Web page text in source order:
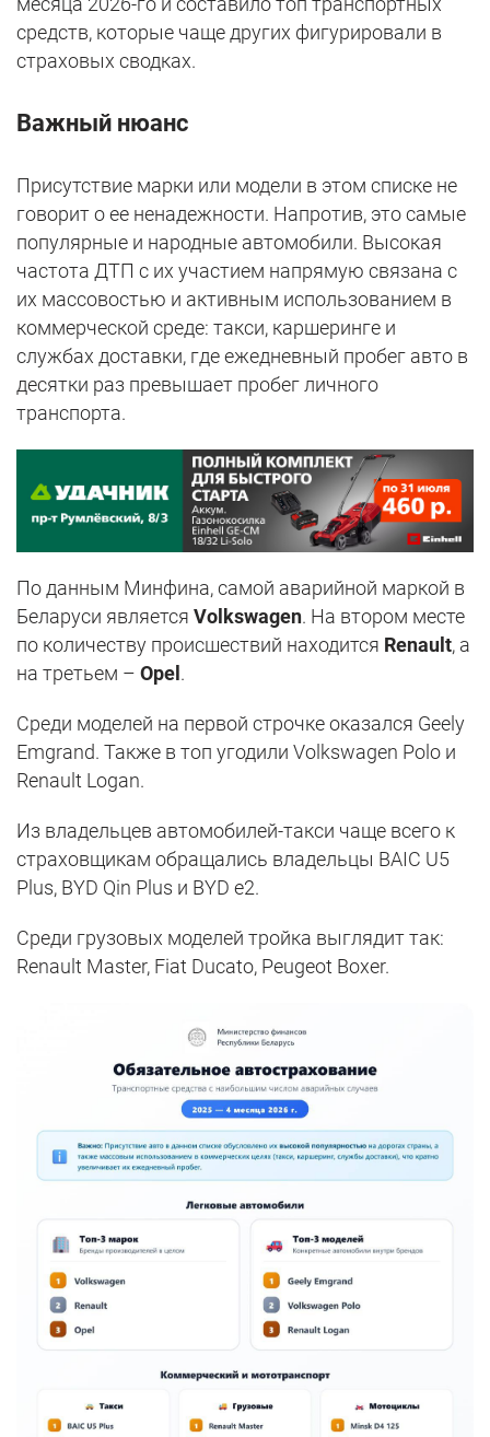
средств, которые чаще других фигурировали в
страховых сводках.
Важный нюанс
Присутствие марки или модели в этом списке не
говорит о ее ненадежности. Напротив, это самые
популярные и народные автомобили. Высокая
частота ДТП с их участием напрямую связана с
их массовостью и активным использованием в
коммерческой среде: такси, каршеринге и
службах доставки, где ежедневный пробег авто в
десятки раз превышает пробег личного
транспорта.
По данным Минфина, самой аварийной маркой в
Беларуси является Volkswagen. На втором месте
по количеству происшествий находится Renault, а
на третьем – Opel.
Среди моделей на первой строчке оказался Geely
Emgrand. Также в топ угодили Volkswagen Polo и
Renault Logan.
Из владельцев автомобилей-такси чаще всего к
страховщикам обращались владельцы BAIC U5
Plus, BYD Qin Plus и BYD e2.
Среди грузовых моделей тройка выглядит так:
Renault Master, Fiat Ducato, Peugeot Boxer.